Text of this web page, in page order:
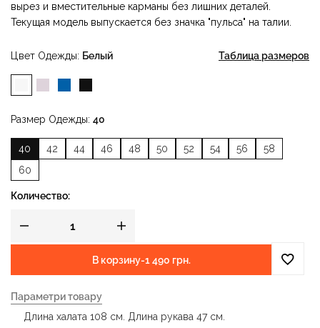
вырез и вместительные карманы без лишних деталей.
Текущая модель выпускается без значка "пульса" на талии.
Цвет Одежды Белый
Размер Одежды 40
40 42 44 46 48 50 52 54 56
58
60
Таблица размеров
Количество:
В корзину-1 490 грн.
Параметри товару
Длина халата 108 см. Длина рукава 47 см.